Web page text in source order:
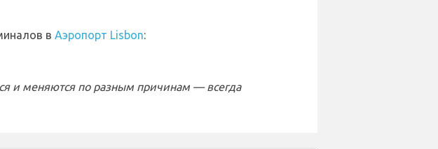
в Аэропорт Lisbon:
и меняются по разным причинам — всегда